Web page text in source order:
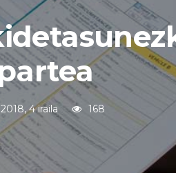
2018, 4 iraila 168